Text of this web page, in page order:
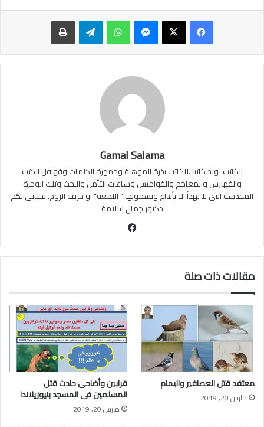
ماسنجر واتساب تيلقرام
Gamal Salama
الكاتب يولد كاتبا .للكاتب بذرة الموهبة وجمهرة الكلمات وقوافل الكتب
والفهارس والمعاجم والقواميس وساعات التأمل والبحث وتلك الوخزة
المقدسة التي لا تهدأ الا بأبداع ويسمونها " اللمعة" او حرقة الروح. تحياتى لكم
دكتور جمال سلامة
مقالات ذات صلة
معتقد قتل العصافير واليمام
مارس 20, 2019
قرابين وأضاحى حادث قتل
المسلمين فى المسجد بنيوزيلاندا
مارس 20, 2019